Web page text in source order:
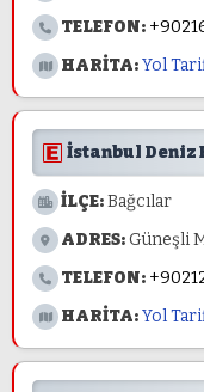
TELEFON:
HARİTA:Yol
İstanbul Deniz
İLÇE:Bağcılar
ADRES:Güneşli
TELEFON:
HARİTA:Yol